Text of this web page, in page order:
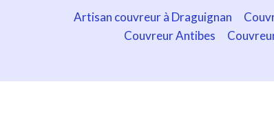
Artisan couvreur à Draguignan
Couvreur Antibes